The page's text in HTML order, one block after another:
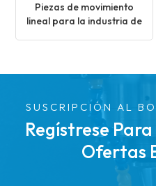
Piezas de movimiento
lineal para la industria de
SUSCRIPCIÓN AL
Regístrese
Ofertas